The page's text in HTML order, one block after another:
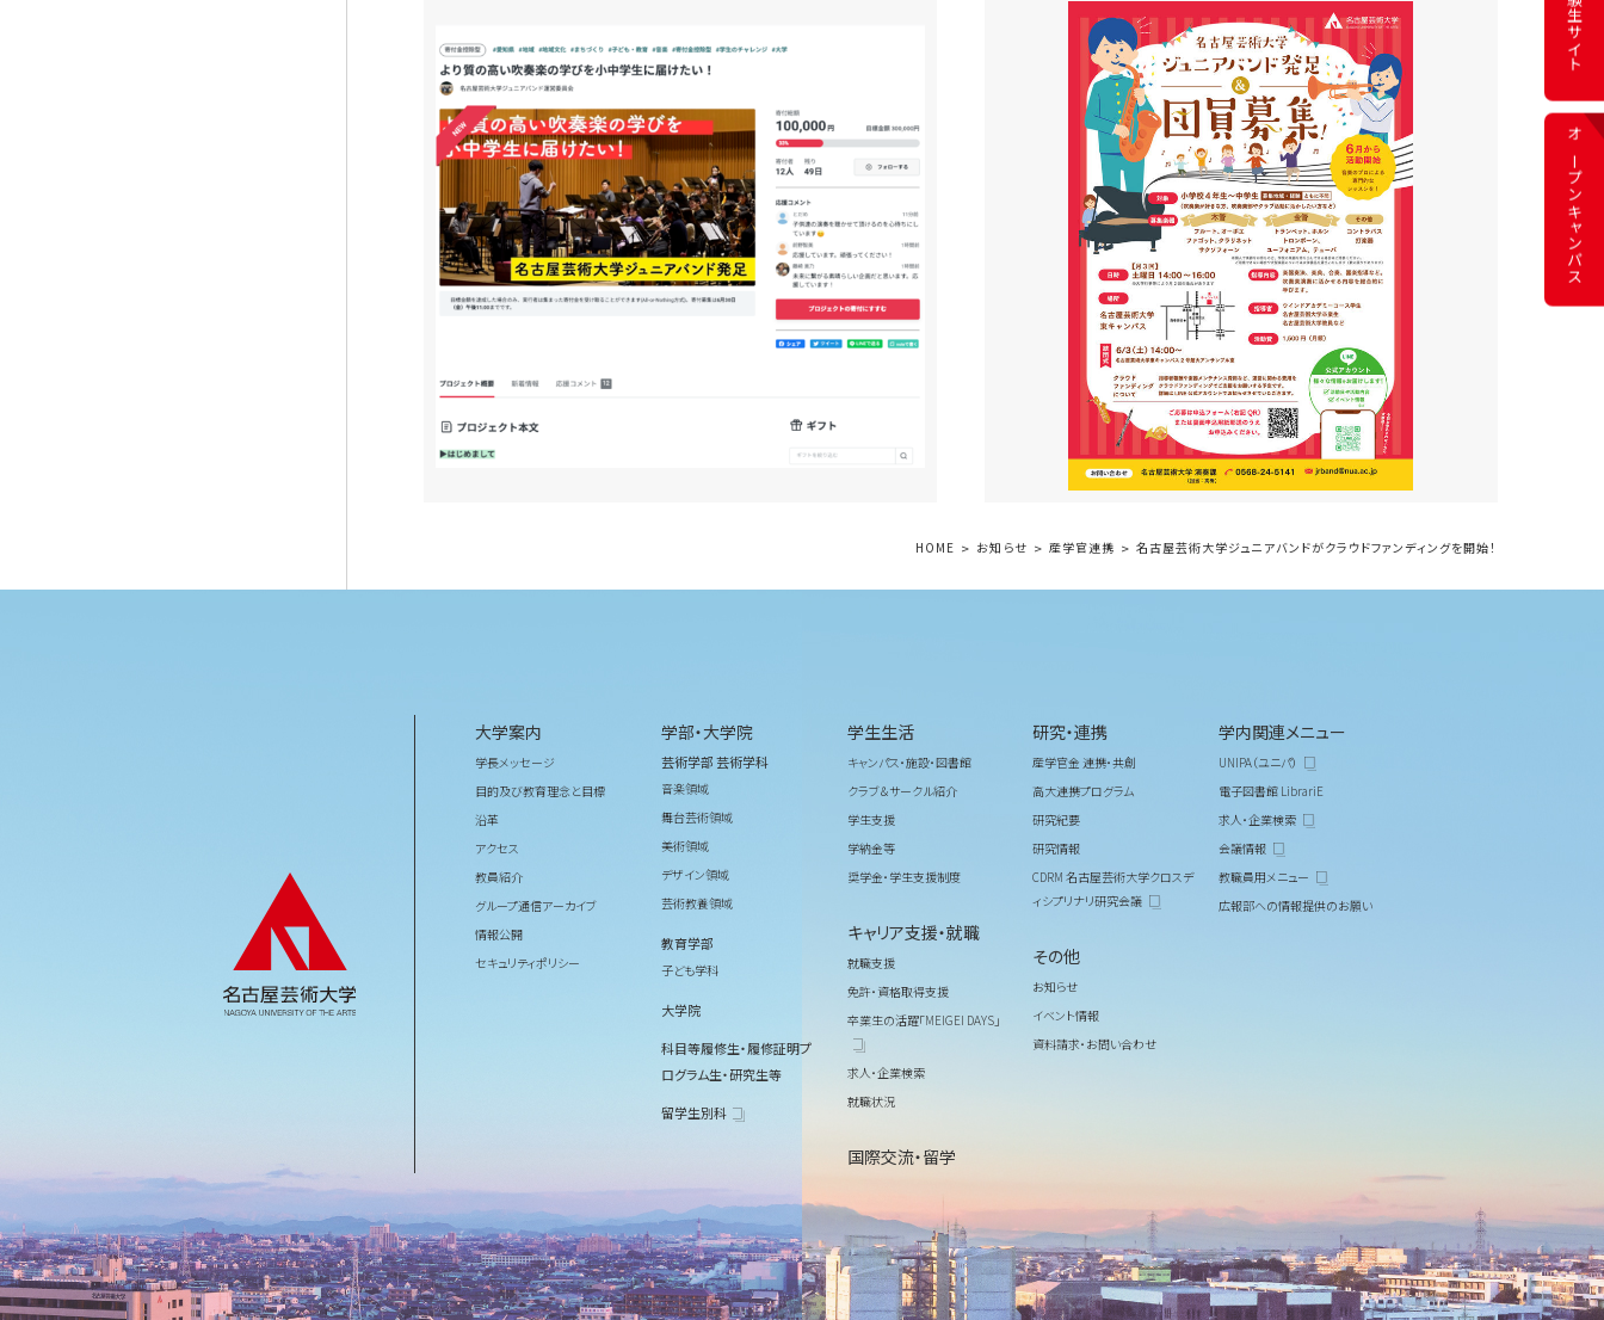
HOME お知らせ 産学官連携 名古屋芸術大学ジュニアバンドがクラウドファンディングを開始！
大学案内
学長メッセージ
目的及び教育理念と目標
沿革
アクセス
教員紹介
グループ通信アーカイブ
情報公開
セキュリティポリシー
学部・大学院
芸術学部 芸術学科
音楽領域
舞台芸術領域
美術領域
デザイン領域
芸術教養領域
教育学部
子ども学科
大学院
科目等履修生・履修証明プ
ログラム生・研究生等
留学生別科
学生生活
キャンパス・施設・図書館
クラブ＆サークル紹介
学生支援
学納金等
奨学金・学生支援制度
キャリア支援・就職
就職支援
免許・資格取得支援
卒業生の活躍「MEIGEI DAYS」
求人・企業検索
就職状況
国際交流・留学
研究・連携
産学官金 連携・共創
高大連携プログラム
研究紀要
研究情報
CDRM 名古屋芸術大学クロスデ
ィシプリナリ研究会議
その他
お知らせ
イベント情報
資料請求・お問い合わせ
学内関連メニュー
UNIPA（ユニパ）
電子図書館 LibrariE
求人・企業検索
会議情報
教職員用メニュー
広報部への情報提供のお願い
オープン
キャンパス
受験生サイト